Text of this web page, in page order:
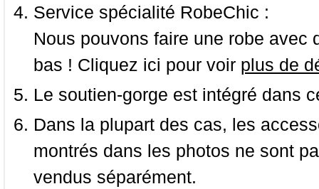
Service spécialité RobeChic :
Nous pouvons faire une robe
bas ! Cliquez ici pour voir plus de
Le soutien-gorge est intégré dans
Dans la plupart des cas, les
montrés dans les photos ne sont
vendus séparément.